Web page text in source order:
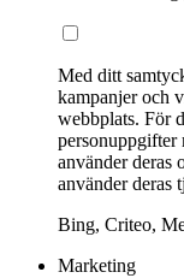
Med ditt
kampanjer och
webbplats. För
personuppgifter
använder deras
använder deras
Bing, Criteo,
Marketing